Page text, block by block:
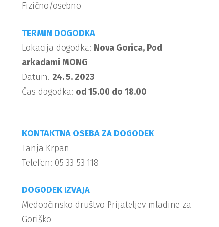
Fizično/osebno
TERMIN DOGODKA
Lokacija dogodka: Nova Gorica, Pod
arkadami MONG
Datum: 24. 5. 2023
Čas dogodka: od 15.00 do 18.00
KONTAKTNA OSEBA ZA DOGODEK
Tanja Krpan
Telefon: 05 33 53 118
DOGODEK IZVAJA
Medobčinsko društvo Prijateljev mladine za
Goriško